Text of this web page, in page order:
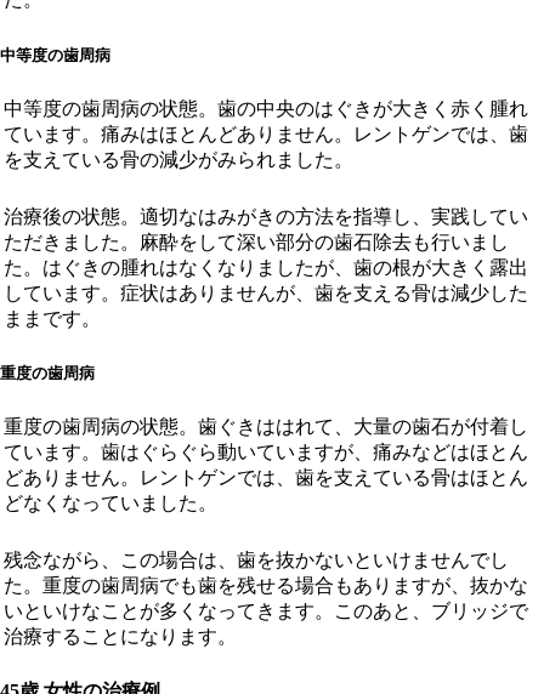
中等度の歯周病
中等度の歯周病の状態。歯の中央のはぐきが大きく赤く腫れ
ています。痛みはほとんどありません。レントゲンでは、歯
を支えている骨の減少がみられました。
治療後の状態。適切なはみがきの方法を指導し、実践してい
ただきました。麻酔をして深い部分の歯石除去も行いまし
た。はぐきの腫れはなくなりましたが、歯の根が大きく露出
しています。症状はありませんが、歯を支える骨は減少した
ままです。
重度の歯周病
重度の歯周病の状態。歯ぐきははれて、大量の歯石が付着し
ています。歯はぐらぐら動いていますが、痛みなどはほとん
どありません。レントゲンでは、歯を支えている骨はほとん
どなくなっていました。
残念ながら、この場合は、歯を抜かないといけませんでし
た。重度の歯周病でも歯を残せる場合もありますが、抜かな
いといけなことが多くなってきます。このあと、ブリッジで
治療することになります。